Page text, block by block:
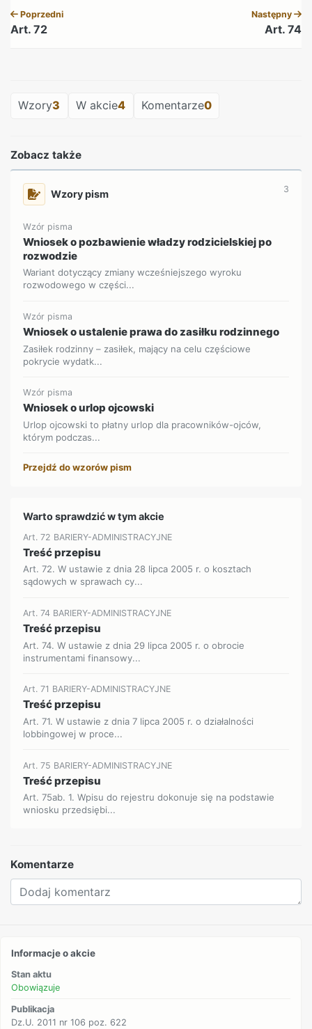
Poprzedni
Art. 72
Następny
Art. 74
Wzory3 W akcie4 Komentarze0
Zobacz także
Wzory pism 3
Wzór pisma
Wniosek o pozbawienie władzy rodzicielskiej po
rozwodzie
Wariant dotyczący zmiany wcześniejszego wyroku
rozwodowego w części...
Wzór pisma
Wniosek o ustalenie prawa do zasiłku rodzinnego
Zasiłek rodzinny – zasiłek, mający na celu częściowe
pokrycie wydatk...
Wzór pisma
Wniosek o urlop ojcowski
Urlop ojcowski to płatny urlop dla pracowników-ojców,
którym podczas...
Przejdź do wzorów pism
Warto sprawdzić w tym akcie
Art. 72 BARIERY-ADMINISTRACYJNE
Treść przepisu
Art. 72. W ustawie z dnia 28 lipca 2005 r. o kosztach
sądowych w sprawach cy...
Art. 74 BARIERY-ADMINISTRACYJNE
Treść przepisu
Art. 74. W ustawie z dnia 29 lipca 2005 r. o obrocie
instrumentami finansowy...
Art. 71 BARIERY-ADMINISTRACYJNE
Treść przepisu
Art. 71. W ustawie z dnia 7 lipca 2005 r. o działalności
lobbingowej w proce...
Art. 75 BARIERY-ADMINISTRACYJNE
Treść przepisu
Art. 75ab. 1. Wpisu do rejestru dokonuje się na podstawie
wniosku przedsiębi...
Komentarze
Informacje o akcie
Stan aktu
Obowiązuje
Publikacja
Dz.U. 2011 nr 106 poz. 622